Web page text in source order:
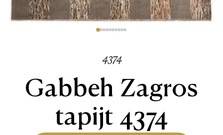
4374
Gabbeh Zagros
tapijt 4374